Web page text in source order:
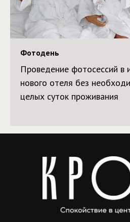
Фотодень
Проведение фотосессий в
нового отеля без
целых суток проживания